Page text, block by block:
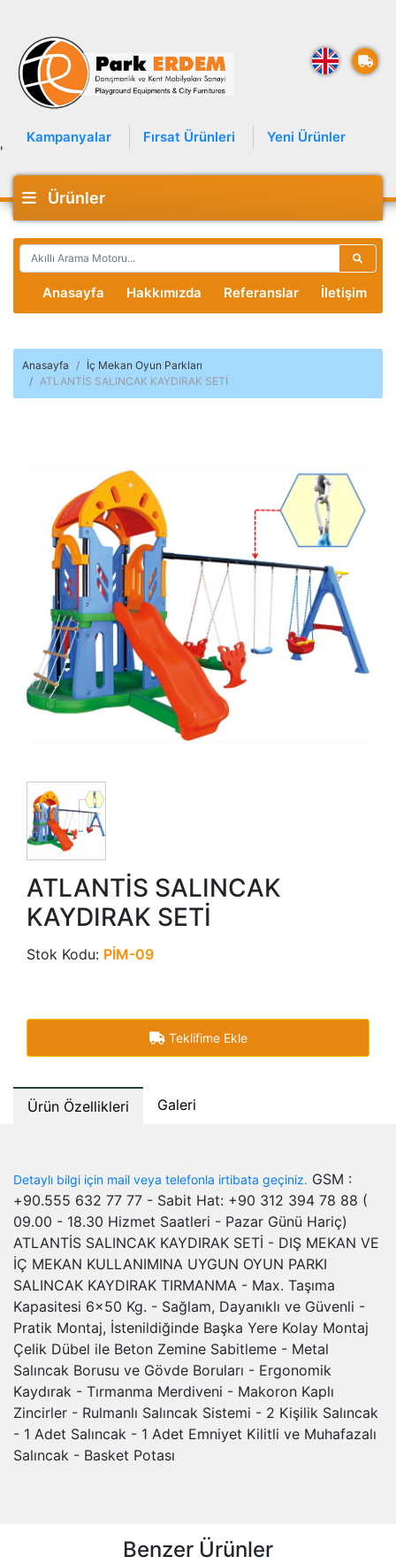
Kampanyalar Fırsat Ürünleri Yeni Ürünler
'
Ürünler
Anasayfa Hakkımızda Referanslar İletişim
Anasayfa
İç Mekan Oyun Parkları
ATLANTİS SALINCAK KAYDIRAK SETİ
ATLANTİS SALINCAK
KAYDIRAK SETİ
Stok Kodu: PİM-09
Teklifime Ekle
Ürün Özellikleri Galeri
Detaylı bilgi için mail veya telefonla irtibata geçiniz. GSM :
+90.555 632 77 77 - Sabit Hat: +90 312 394 78 88 (
09.00 - 18.30 Hizmet Saatleri - Pazar Günü Hariç)
ATLANTİS SALINCAK KAYDIRAK SETİ - DIŞ MEKAN VE
İÇ MEKAN KULLANIMINA UYGUN OYUN PARKI
SALINCAK KAYDIRAK TIRMANMA - Max. Taşıma
Kapasitesi 6x50 Kg. - Sağlam, Dayanıklı ve Güvenli -
Pratik Montaj, İstenildiğinde Başka Yere Kolay Montaj
Çelik Dübel ile Beton Zemine Sabitleme - Metal
Salıncak Borusu ve Gövde Boruları - Ergonomik
Kaydırak - Tırmanma Merdiveni - Makoron Kaplı
Zincirler - Rulmanlı Salıncak Sistemi - 2 Kişilik Salıncak
- 1 Adet Salıncak - 1 Adet Emniyet Kilitli ve Muhafazalı
Salıncak - Basket Potası
Benzer Ürünler